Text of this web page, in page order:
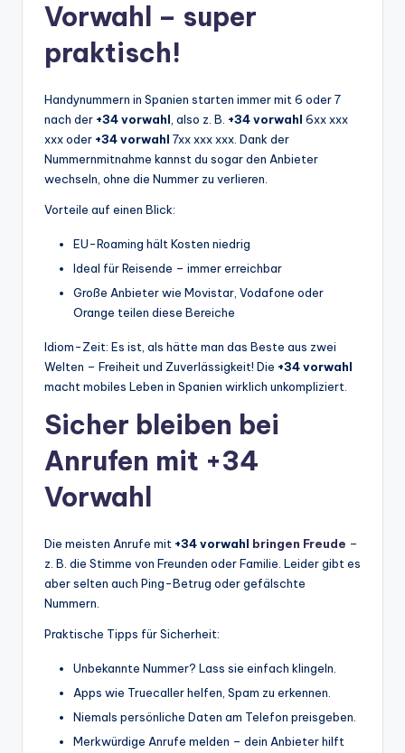
Vorwahl – super
praktisch!
Handynummern in Spanien starten immer mit 6 oder 7
nach der +34 vorwahl , also z. B. +34 vorwahl 6xx xxx
xxx oder +34 vorwahl 7xx xxx xxx. Dank der
Nummernmitnahme kannst du sogar den Anbieter
wechseln, ohne die Nummer zu verlieren.
Vorteile auf einen Blick:
EU-Roaming hält Kosten niedrig
Ideal für Reisende – immer erreichbar
Große Anbieter wie Movistar, Vodafone oder
Orange teilen diese Bereiche
Idiom-Zeit: Es ist, als hätte man das Beste aus zwei
Welten – Freiheit und Zuverlässigkeit! Die +34 vorwahl
macht mobiles Leben in Spanien wirklich unkompliziert.
Sicher bleiben bei
Anrufen mit +34
Vorwahl
Die meisten Anrufe mit +34 vorwahl bringen Freude –
z. B. die Stimme von Freunden oder Familie. Leider gibt es
aber selten auch Ping-Betrug oder gefälschte
Nummern.
Praktische Tipps für Sicherheit:
Unbekannte Nummer? Lass sie einfach klingeln.
Apps wie Truecaller helfen, Spam zu erkennen.
Niemals persönliche Daten am Telefon preisgeben.
Merkwürdige Anrufe melden – dein Anbieter hilft